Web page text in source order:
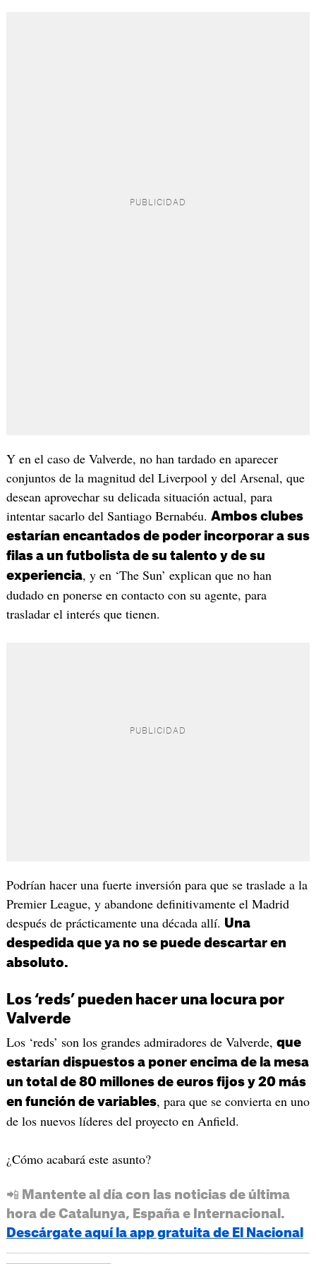
Y en el caso de Valverde, no han tardado en aparecer
conjuntos de la magnitud del Liverpool y del Arsenal, que
desean aprovechar su delicada situación actual, para
intentar sacarlo del Santiago Bernabéu. Ambos clubes
estarían encantados de poder incorporar a sus
filas a un futbolista de su talento y de su
experiencia, y en ‘The Sun’ explican que no han
dudado en ponerse en contacto con su agente, para
trasladar el interés que tienen.
Podrían hacer una fuerte inversión para que se traslade a la
Premier League, y abandone definitivamente el Madrid
después de prácticamente una década allí. Una
despedida que ya no se puede descartar en
absoluto.
Los ‘reds’ pueden hacer una locura por
Valverde
Los ‘reds’ son los grandes admiradores de Valverde, que
estarían dispuestos a poner encima de la mesa
un total de 80 millones de euros fijos y 20 más
en función de variables, para que se convierta en uno
de los nuevos líderes del proyecto en Anfield.
¿Cómo acabará este asunto?
📲 Mantente al día con las noticias de última
hora de Catalunya, España e Internacional.
Descárgate aquí la app gratuita de El Nacional